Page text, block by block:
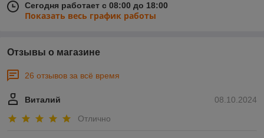
Сегодня работает с 08:00 до 18:00
Показать весь график работы
Отзывы о магазине
26 отзывов за всё время
08.10.2024
Виталий
Отлично